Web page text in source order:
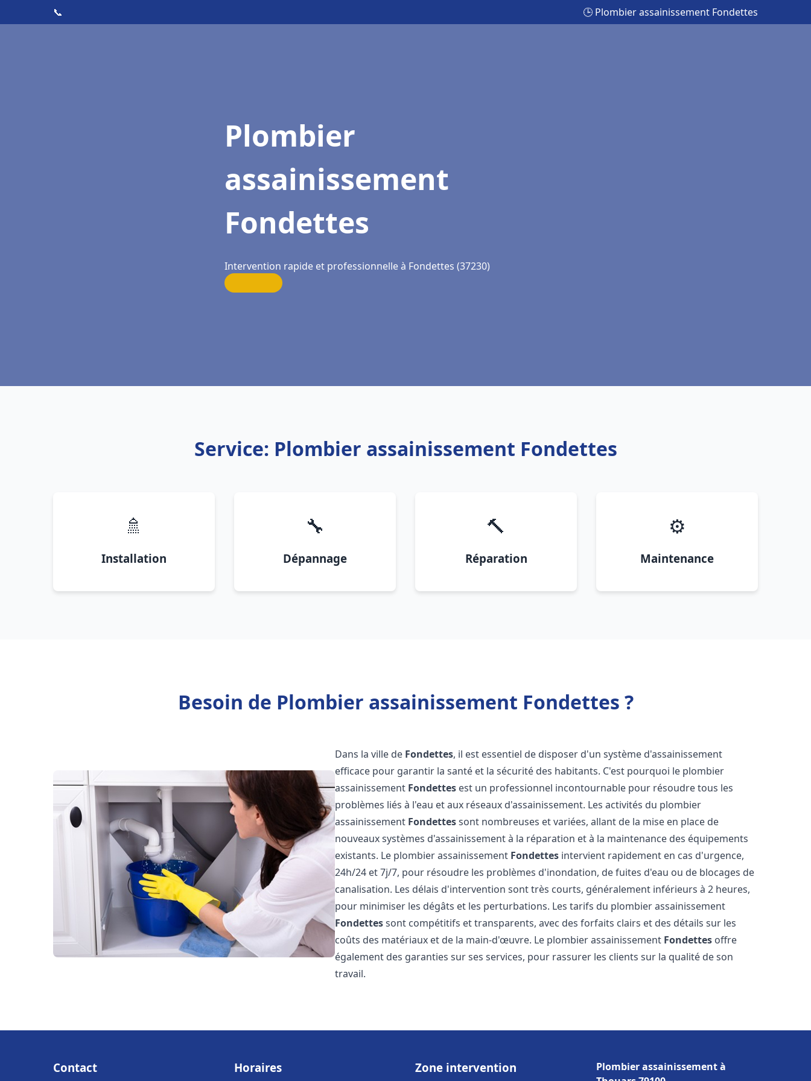
📞 🕒 Plombier assainissement Fondettes
Plombier
assainissement
Fondettes
Intervention rapide et professionnelle à Fondettes (37230)
Service: Plombier assainissement Fondettes
🚿
Installation
🔧
Dépannage
🔨
Réparation
⚙️
Maintenance
Besoin de Plombier assainissement Fondettes ?
Dans la ville de Fondettes, il est essentiel de disposer d'un système d'assainissement
efficace pour garantir la santé et la sécurité des habitants. C'est pourquoi le plombier
assainissement Fondettes est un professionnel incontournable pour résoudre tous les
problèmes liés à l'eau et aux réseaux d'assainissement. Les activités du plombier
assainissement Fondettessont nombreuses et variées, allant de la mise en place de
nouveaux systèmes d'assainissement à la réparation et à la maintenance des équipements
existants. Le plombier assainissement Fondettes intervient rapidement en cas d'urgence,
24h/24 et 7j/7, pour résoudre les problèmes d'inondation, de fuites d'eau ou de blocages de
canalisation. Les délais d'intervention sont très courts, généralement inférieurs à 2 heures,
pour minimiser les dégâts et les perturbations. Les tarifs du plombier assainissement
Fondettessont compétitifs et transparents, avec des forfaits clairs et des détails sur les
coûts des matériaux et de la main-d'œuvre. Le plombier assainissement Fondettes offre
également des garanties sur ses services, pour rassurer les clients sur la qualité de son
travail.
Contact Horaires Zone intervention
Plombier assainissement à